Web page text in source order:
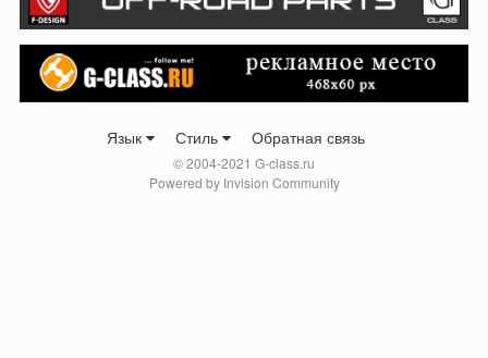
Язык Стиль Обратная связь
© 2004-2021 G-class.ru
Powered by Invision Community